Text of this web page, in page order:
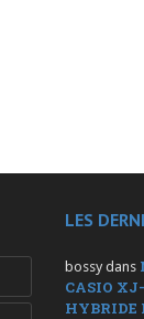
LES
bossy dans
CASIO
HYBRIDE